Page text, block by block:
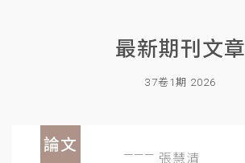
最新期刊文章
37卷1期 2026
論文
張慧清